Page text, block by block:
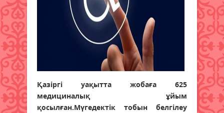
Қазіргі уақытта жобаға 625
медициналық ұйым
қосылған.Мүгедектік тобын белгілеу